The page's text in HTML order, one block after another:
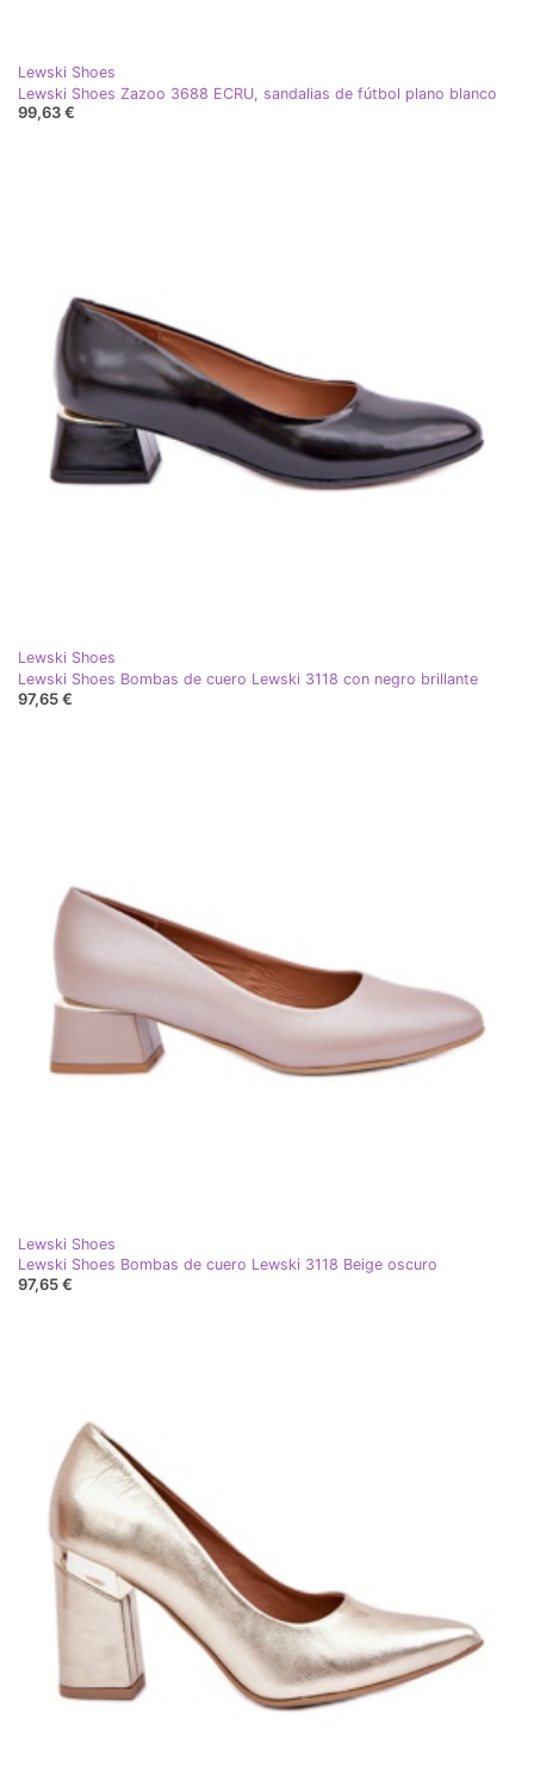
Lewski Shoes
Lewski Shoes Zazoo 3688 ECRU, sandalias de fútbol plano blanco
99,63 €
Lewski Shoes
Lewski Shoes Bombas de cuero Lewski 3118 con negro brillante
97,65 €
Lewski Shoes
Lewski Shoes Bombas de cuero Lewski 3118 Beige oscuro
97,65 €